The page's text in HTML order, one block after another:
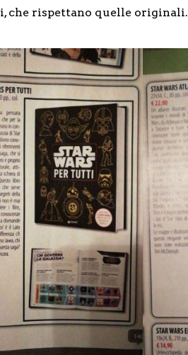
che rispettano quelle originali.